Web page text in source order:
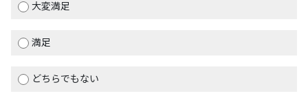
大変満足
満足
どちらでもない